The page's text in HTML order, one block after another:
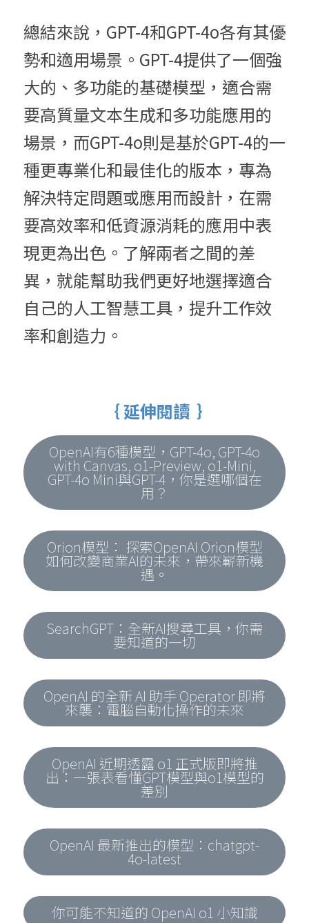
總結來說，GPT-4和GPT-4o各有其優
勢和適用場景。 GPT-4提供了一個強
大的、多功能的基礎模型， 適合需
要高質量文本生成和多功能應用的
場景，而GPT-4o則是基於GPT-4的一
種更專業化和最佳化的版本，專為
解決特定問題或應用而設計， 在需
要高效率和低資源消耗的應用中表
現更為出色。了解兩者之間的差
異，就能幫助我們更好地選擇適合
自己的人工智慧工具，提升工作效
率和創造力。
  ｛ 延伸閱讀  ｝
OpenAI有6種模型，GPT-4o, GPT-4o
with Canvas, o1-Preview, o1-Mini,
GPT-4o Mini與GPT-4，你是選哪個在
用？
Orion模型： 探索OpenAI Orion模型
如何改變商業AI的未來，帶來嶄新機
遇。
SearchGPT：全新AI搜尋工具，你需
要知道的一切
OpenAI 的全新 AI 助手 Operator 即將
來襲：電腦自動化操作的未來
OpenAI 近期透露 o1 正式版即將推
出：一張表看懂GPT模型與o1模型的
差別
OpenAI 最新推出的模型：chatgpt-
4o-latest
你可能不知道的 OpenAI o1 小知識